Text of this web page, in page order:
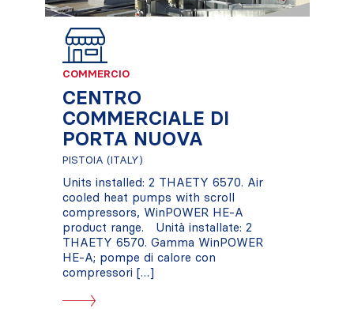
COMMERCIO
CENTRO
COMMERCIALE DI
PORTA NUOVA
PISTOIA (ITALY)
Units installed: 2 THAETY 6570. Air
cooled heat pumps with scroll
compressors, WinPOWER HE-A
product range. Unità installate: 2
THAETY 6570. Gamma WinPOWER
HE-A; pompe di calore con
compressori […]